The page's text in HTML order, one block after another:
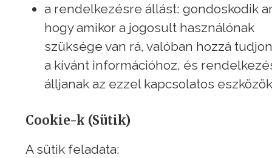
a rendelkezésre állást: gondoskodik
hogy amikor a jogosult használónak
szüksége van rá, valóban hozzá
a kívánt információhoz, és
álljanak az ezzel kapcsolatos
Cookie-k (Sütik)
A sütik feladata: